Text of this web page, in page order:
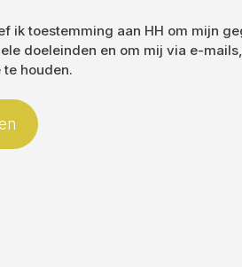
*
ik toestemming aan HH om mijn
doeleinden en om mij via e-
houden.